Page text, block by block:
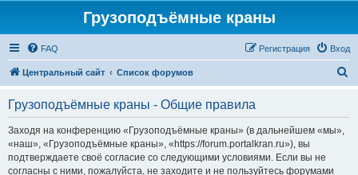
Грузоподъёмные краны
FAQ Вход
Регистрация
Центральный сайт Список форумов
Грузоподъёмные краны - Общие правила
Заходя на конференцию «Грузоподъёмные краны» (в дальнейшем «мы»,
«наш», «Грузоподъёмные краны», «https://forum.portalkran.ru»), вы
подтверждаете своё согласие со следующими условиями. Если вы не
согласны с ними, пожалуйста, не заходите и не пользуйтесь форумами